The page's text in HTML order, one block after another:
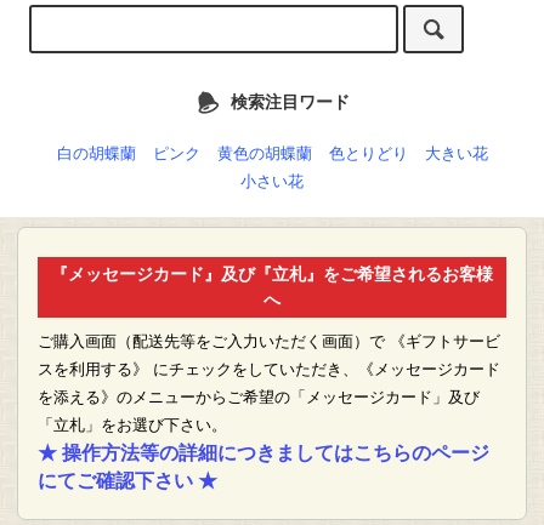
検索注目ワード
白の胡蝶蘭 ピンク 黄色の胡蝶蘭 色とりどり
大きい花
小さい花
『メッセージカード』及び『立札』をご希望されるお客様
へ
ご購入画面（配送先等をご入力いただく画面）で 《ギフトサービ
スを利用する》 にチェックをしていただき、《メッセージカード
を添える》のメニューからご希望の「メッセージカード」及び
「立札」をお選び下さい。
★ 操作方法等の詳細につきましてはこちらのページ
にてご確認下さい ★